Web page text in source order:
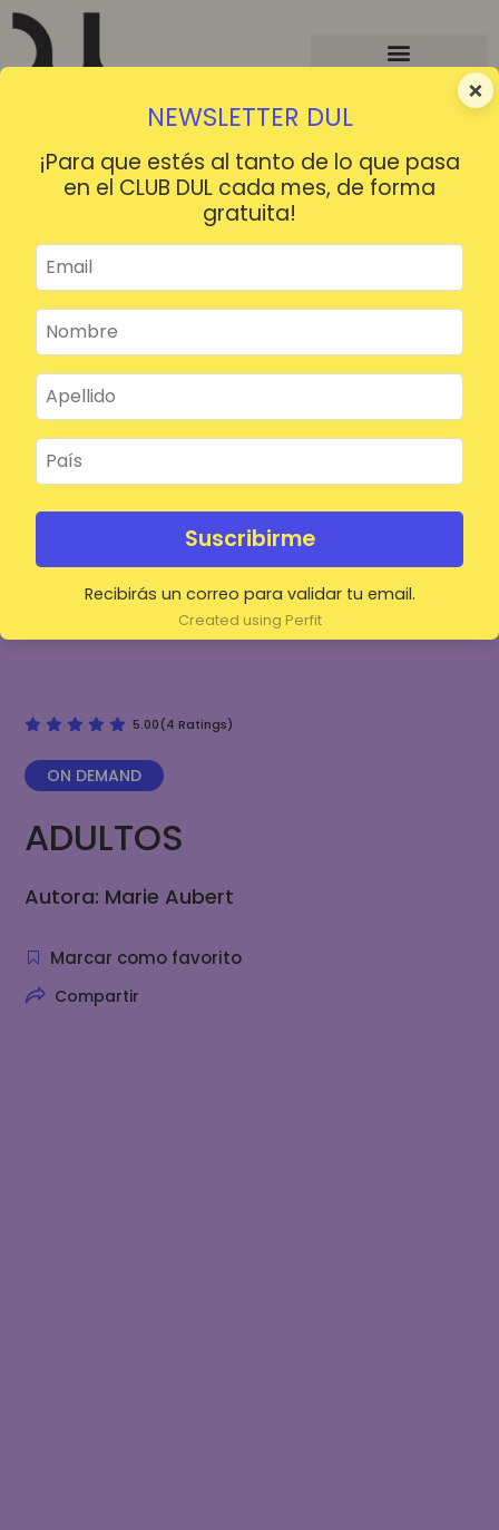
×
NEWSLETTER DUL
¡Para que estés al tanto de lo que pasa
en el CLUB DUL cada mes, de forma
gratuita!
Suscribirme
Recibirás un correo para validar tu email.
Created using Perfit
5.00(4 Ratings)
ON DEMAND
ADULTOS
Autora: Marie Aubert
Marcar como favorito
Compartir